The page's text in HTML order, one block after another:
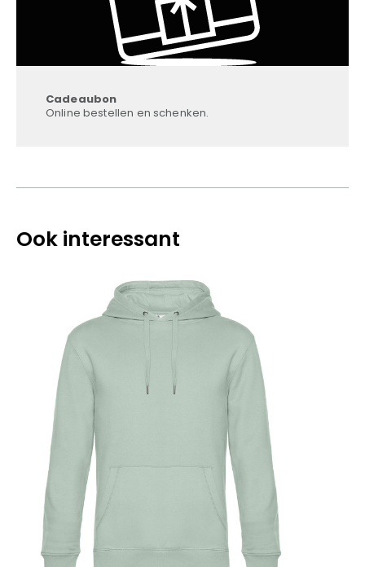
Cadeaubon
Online bestellen en schenken.
Ook interessant